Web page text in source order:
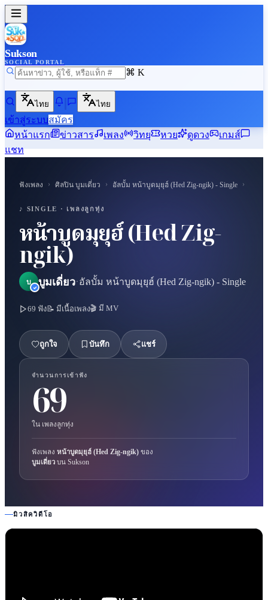
Sukson
SOCIAL PORTAL
⌘ K
ไทย ไทย
เข้าสู่ระบบสมัคร
หน้าแรก
ข่าวสาร เพลง วิทยุ หวย ดูดวง
เกมส์
แชท
ฟังเพลง › ศิลปิน บูมเดี่ยว › อัลบั้ม หน้าบูดมุยุฮ์ (Hed Zig-ngik) - Single ›
♪ SINGLE · เพลงลูกทุ่ง
หน้าบูดมุยุฮ์ (Hed Zig-
ngik)
บ บูมเดี่ยว·อัลบั้ม หน้าบูดมุยุฮ์ (Hed Zig-ngik) - Single
69 ฟัง📝 มีเนื้อเพลง🎬 มี MV
ถูกใจ บันทึก แชร์
จำนวนการเข้าฟัง
69
ใน เพลงลูกทุ่ง
ฟังเพลง หน้าบูดมุยุฮ์ (Hed Zig-ngik) ของ
บูมเดี่ยว บน Sukson
มิวสิควิดีโอ